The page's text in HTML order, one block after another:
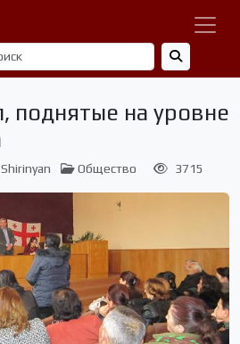
поднятые на уровне
Общество 3715